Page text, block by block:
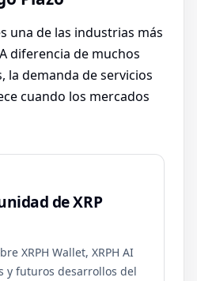
una de las industrias más
diferencia de muchos
la demanda de servicios
cuando los mercados
de XRP
XRPH Wallet, XRPH AI
y futuros desarrollos del